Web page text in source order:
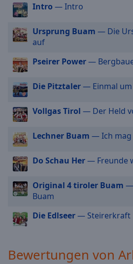
off
selected
Audio
Picture-
in-
Fullscreen
modal
window.
Beginning
dialog
Escape
close
Intro — Intro
Ursprung Buam — Die
auf
Pseirer Power—
Die Pitztaler— Einmal um
Vollgas Tirol — Der Held
Lechner Buam — Ich mag
Do Schau Her— Freunde
Original 4 tiroler Buam —
Buam
Die Edlseer— Steirerkraft
Bewertungen von